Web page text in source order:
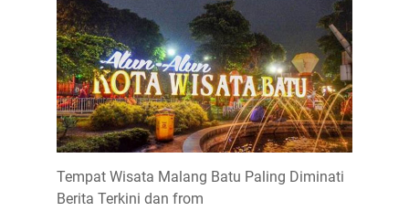
Tempat Wisata Malang Batu Paling Diminati
Berita Terkini dan from